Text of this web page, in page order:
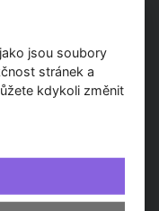
změny na
Moderní kontrolní
jsou soubory
stránek a
kdykoli změnit